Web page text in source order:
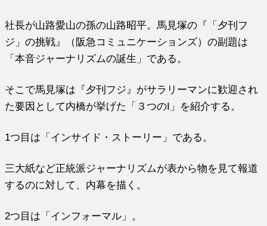
社長が山路愛山の孫の山路昭平。馬見塚の『「夕刊フ
ジ」の挑戦』（阪急コミュニケーションズ）の副題は
「本音ジャーナリズムの誕生」である。
そこで馬見塚は『夕刊フジ』がサラリーマンに歓迎され
た要因として内橋が挙げた「３つのI」を紹介する。
1つ目は「インサイド・ストーリー」である。
三大紙など正統派ジャーナリズムが表から物を見て報道
するのに対して、内幕を描く。
2つ目は「インフォーマル」。